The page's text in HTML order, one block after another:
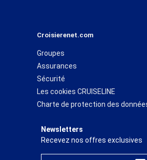
Croisierenet.com
Groupes
Assurances
Sécurité
Les cookies CRUISELINE
Charte de protection des
Newsletters
Recevez nos offres exclusives